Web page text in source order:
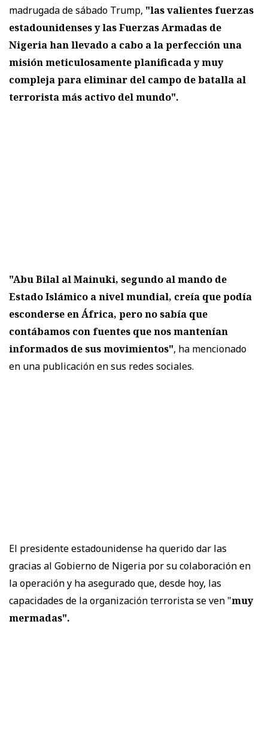
madrugada de sábado Trump, "las valientes fuerzas
estadounidenses y las Fuerzas Armadas de
Nigeria han llevado a cabo a la perfección una
misión meticulosamente planificada y muy
compleja para eliminar del campo de batalla al
terrorista más activo del mundo".
"Abu Bilal al Mainuki, segundo al mando de
Estado Islámico a nivel mundial, creía que podía
esconderse en África, pero no sabía que
contábamos con fuentes que nos mantenían
informados de sus movimientos", ha mencionado
en una publicación en sus redes sociales.
El presidente estadounidense ha querido dar las
gracias al Gobierno de Nigeria por su colaboración en
la operación y ha asegurado que, desde hoy, las
capacidades de la organización terrorista se ven "muy
mermadas".